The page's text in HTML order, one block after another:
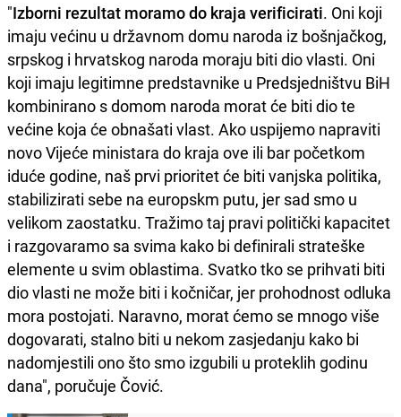
"Izborni rezultat moramo do kraja verificirati. Oni koji
imaju većinu u državnom domu naroda iz bošnjačkog,
srpskog i hrvatskog naroda moraju biti dio vlasti. Oni
koji imaju legitimne predstavnike u Predsjedništvu BiH
kombinirano s domom naroda morat će biti dio te
većine koja će obnašati vlast. Ako uspijemo napraviti
novo Vijeće ministara do kraja ove ili bar početkom
iduće godine, naš prvi prioritet će biti vanjska politika,
stabilizirati sebe na europskm putu, jer sad smo u
velikom zaostatku. Tražimo taj pravi politički kapacitet
i razgovaramo sa svima kako bi definirali strateške
elemente u svim oblastima. Svatko tko se prihvati biti
dio vlasti ne može biti i kočničar, jer prohodnost odluka
mora postojati. Naravno, morat ćemo se mnogo više
dogovarati, stalno biti u nekom zasjedanju kako bi
nadomjestili ono što smo izgubili u proteklih godinu
dana", poručuje Čović.